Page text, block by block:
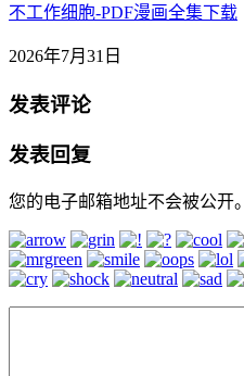
不工作细胞-PDF漫画全集下载
2026年7月31日
发表评论
发表回复
您的电子邮箱地址不会被公开。